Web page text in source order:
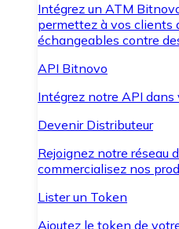
Intégrez un ATM
permettez à vos clients
échangeables contre
API Bitnovo
Intégrez notre API dans
Devenir Distributeur
Rejoignez notre réseau
commercialisez nos
Lister un Token
Ajoutez le token de